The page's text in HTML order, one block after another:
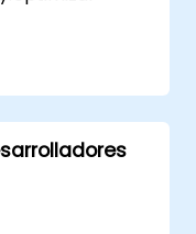
para el futuro